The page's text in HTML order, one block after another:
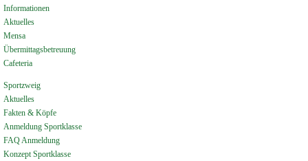
Informationen
Aktuelles
Mensa
Übermittagsbetreuung
Cafeteria
Sportzweig
Aktuelles
Fakten & Köpfe
Anmeldung Sportklasse
FAQ Anmeldung
Konzept Sportklasse